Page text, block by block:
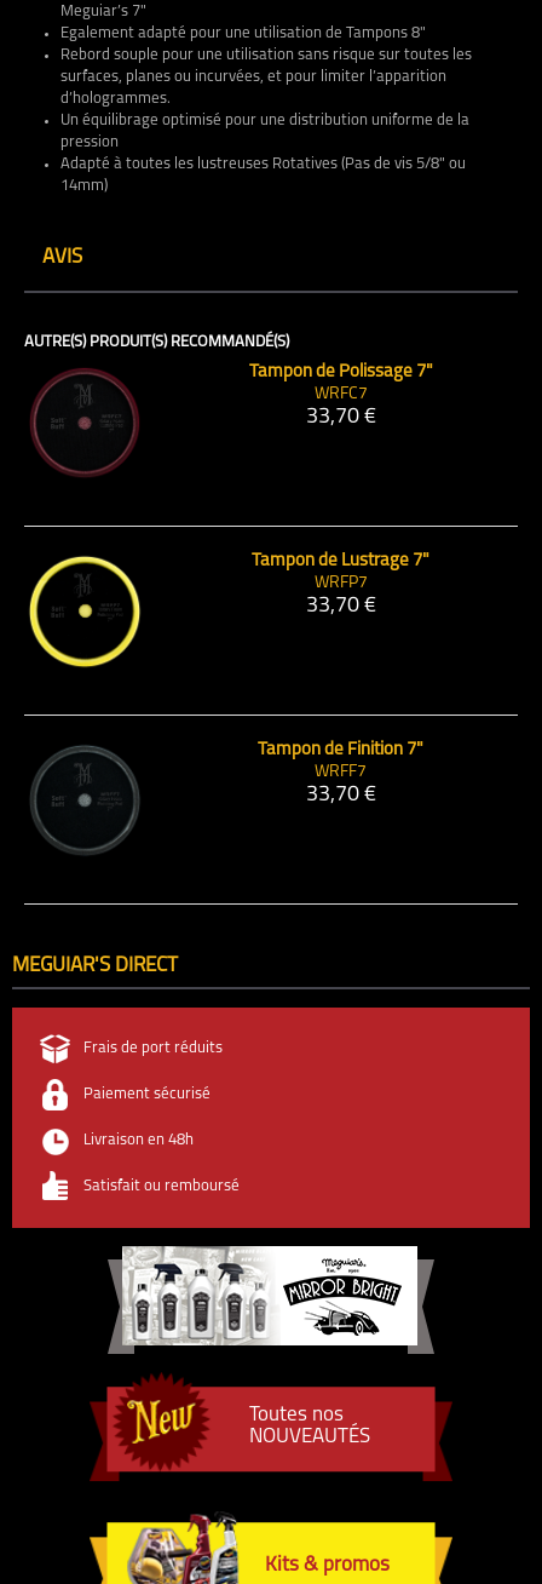
Meguiar’s 7"
Egalement adapté pour une utilisation de Tampons 8"
Rebord souple pour une utilisation sans risque sur toutes les
surfaces, planes ou incurvées, et pour limiter l’apparition
d’hologrammes.
Un équilibrage optimisé pour une distribution uniforme de la
pression
Adapté à toutes les lustreuses Rotatives (Pas de vis 5/8" ou
14mm)
AVIS
AUTRE(S) PRODUIT(S) RECOMMANDÉ(S)
Tampon de Polissage 7"
WRFC7
33,70 €
Tampon de Lustrage 7"
WRFP7
33,70 €
Tampon de Finition 7"
WRFF7
33,70 €
MEGUIAR'S DIRECT
Frais de port réduits
Paiement sécurisé
Livraison en 48h
Satisfait ou remboursé
Toutes nos
NOUVEAUTÉS
Kits & promos